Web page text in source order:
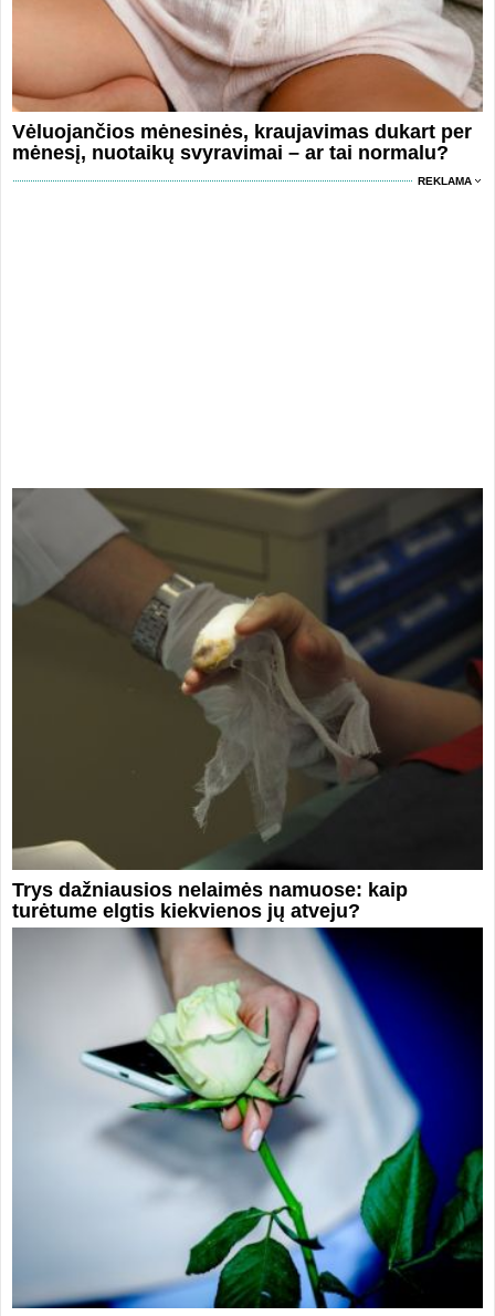
Vėluojančios mėnesinės, kraujavimas dukart per
mėnesį, nuotaikų svyravimai – ar tai normalu?
REKLAMA
Trys dažniausios nelaimės namuose: kaip
turėtume elgtis kiekvienos jų atveju?